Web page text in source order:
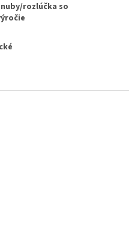
rozlúčka so